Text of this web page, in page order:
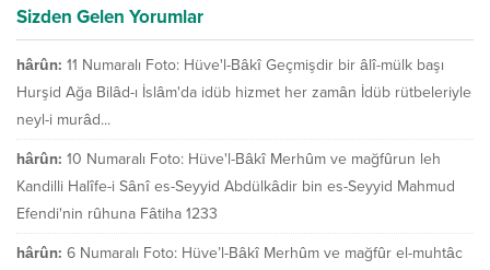
Sizden Gelen Yorumlar
hârûn: 11 Numaralı Foto: Hüve'l-Bâkî Geçmişdir bir âlî-mülk başı
Hurşid Ağa Bilâd-ı İslâm'da idüb hizmet her zamân İdüb rütbeleriyle
neyl-i murâd...
hârûn: 10 Numaralı Foto: Hüve'l-Bâkî Merhûm ve mağfûrun leh
Kandilli Halîfe-i Sânî es-Seyyid Abdülkâdir bin es-Seyyid Mahmud
Efendi'nin rûhuna Fâtiha 1233
hârûn: 6 Numaralı Foto: Hüve’l-Bâkî Merhûm ve mağfûr el-muhtâc